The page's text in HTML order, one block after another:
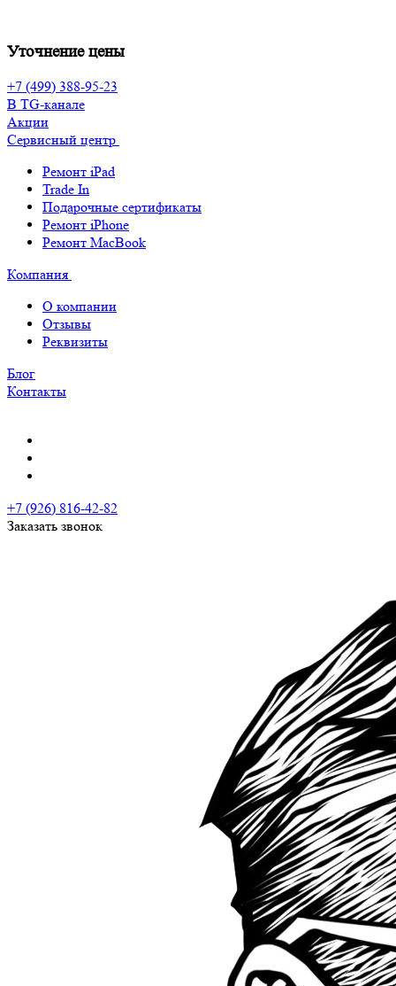
Уточнение цены
+7 (499) 388-95-23
В TG-канале
Акции
Сервисный центр
Ремонт iPad
Trade In
Подарочные сертификаты
Ремонт iPhone
Ремонт MacBook
Компания
О компании
Отзывы
Реквизиты
Блог
Контакты
+7 (926) 816-42-82
Заказать звонок